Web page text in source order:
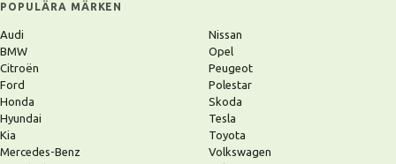
POPULÄRA MÄRKEN
Audi
BMW
Citroën
Ford
Honda
Hyundai
Kia
Mercedes-Benz
Nissan
Opel
Peugeot
Polestar
Skoda
Tesla
Toyota
Volkswagen